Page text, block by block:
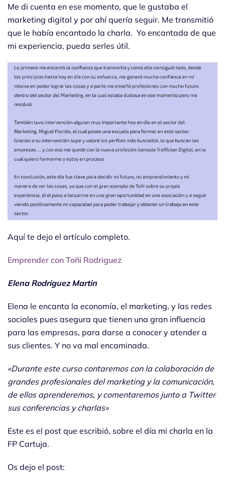
Me di cuenta en ese momento, que le gustaba el
marketing digital y por ahí quería seguir. Me transmitió
que le había encantado la charla. Yo encantada de que
mi experiencia, pueda serles útil.
Aquí te dejo el artículo completo.
Emprender con Toñi Rodriguez
Elena Rodriguez Martin
Elena le encanta la economía, el marketing, y las redes
sociales pues asegura que tienen una gran influencia
para las empresas, para darse a conocer y atender a
sus clientes. Y no va mal encaminada.
«Durante este curso contaremos con la colaboración de
grandes profesionales del marketing y la comunicación,
de ellos aprenderemos, y comentaremos junto a Twitter
sus conferencias y charlas»
Este es el post que escribió, sobre el día mi charla en la
FP Cartuja.
Os dejo el post: